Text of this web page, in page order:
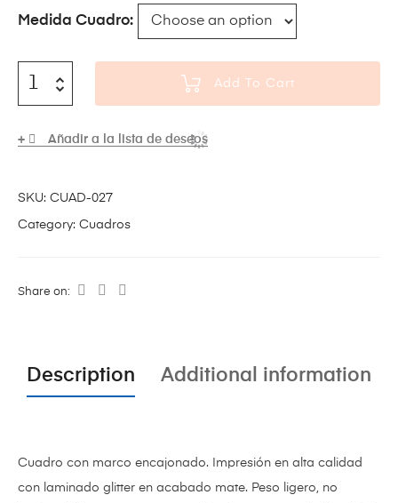
Medida Cuadro
Add To Cart
Añadir a la lista de deseos
SKU: CUAD-027
Category: Cuadros
Share on:
Description Additional information
Cuadro con marco encajonado. Impresión en alta calidad
con laminado glitter en acabado mate. Peso ligero, no